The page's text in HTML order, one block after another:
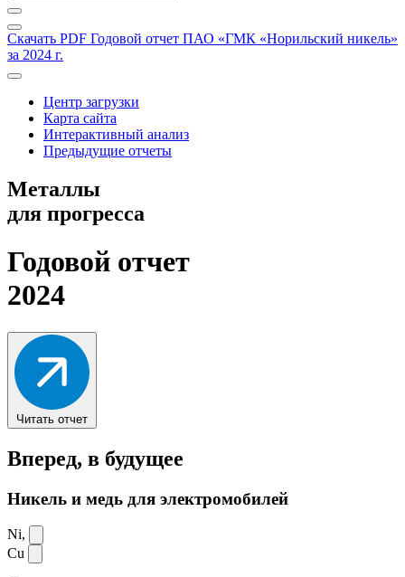
Скачать PDF Годовой отчет ПАО «ГМК «Норильский никель»
за 2024 г.
Центр загрузки
Карта сайта
Интерактивный анализ
Предыдущие отчеты
Металлы
для прогресса
Годовой отчет
2024
Читать отчет
Вперед, в будущее
Никель и медь для электромобилей
Ni,
Cu